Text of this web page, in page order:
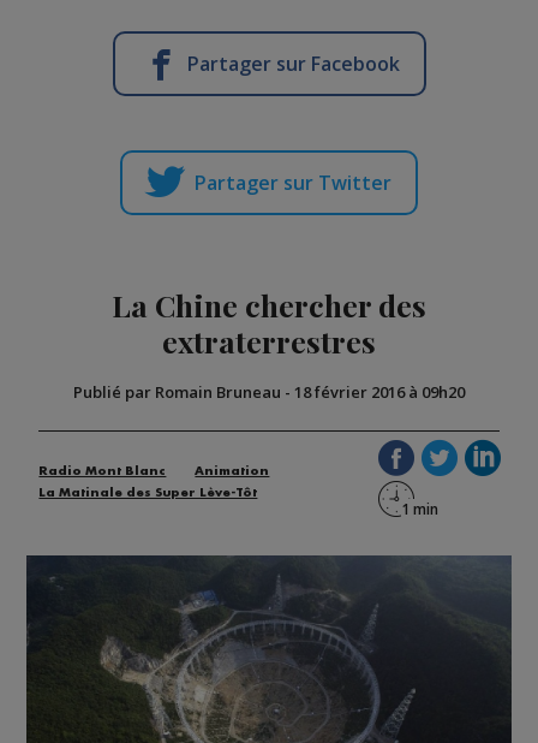
Partager sur Facebook
Partager sur Twitter
La Chine chercher des
extraterrestres
Publié par Romain Bruneau - 18 février 2016 à 09h20
Radio Mont Blanc
Animation
La Matinale des Super Lève-Tôt